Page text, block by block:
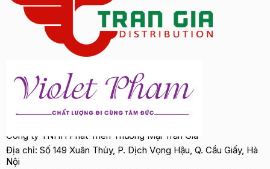
Công ty TNHH Phát Triển Thương Mại Trần Gia
Địa chỉ: Số 149 Xuân Thủy, P. Dịch Vọng Hậu, Q. Cầu Giấy, Hà
Nội